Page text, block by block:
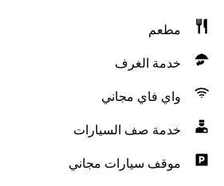
مطعم
خدمة الغرف
واي فاي مجاني
خدمة صف السيارات
موقف سيارات مجاني